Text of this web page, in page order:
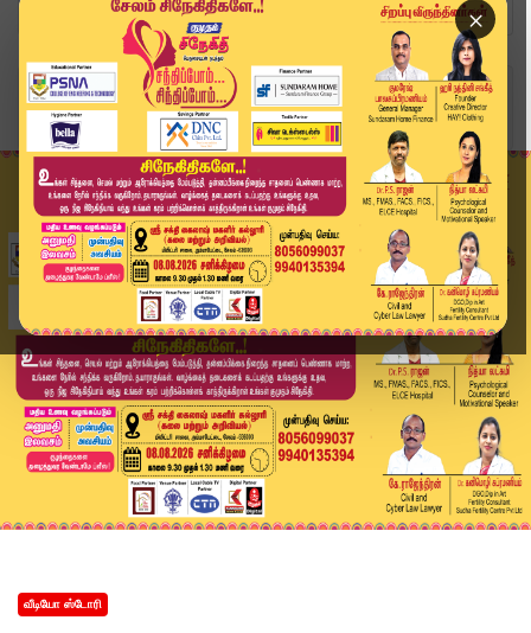
×
Home
வீடியோ ஸ்டோரி
Baahubali Rocket | இந்தியா விண்வெளியில் பாகுபல...
வீடியோ ஸ்டோரி